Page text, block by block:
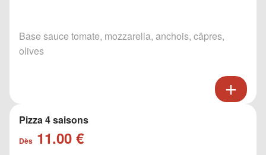
Base sauce tomate, mozzarella, anchois, câpres,
olives
Pizza 4 saisons
Dès 11.00 €